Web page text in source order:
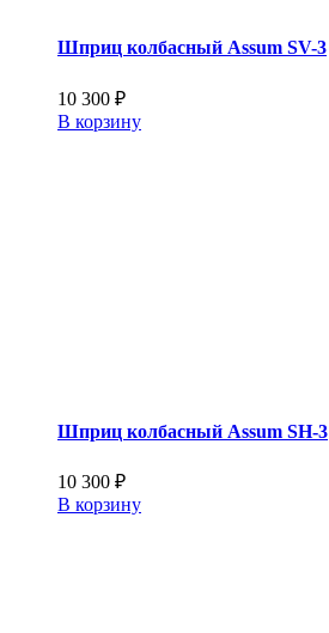
Шприц колбасный Assum SV-3
10 300 ₽
В корзину
Шприц колбасный Assum SН-3
10 300 ₽
В корзину